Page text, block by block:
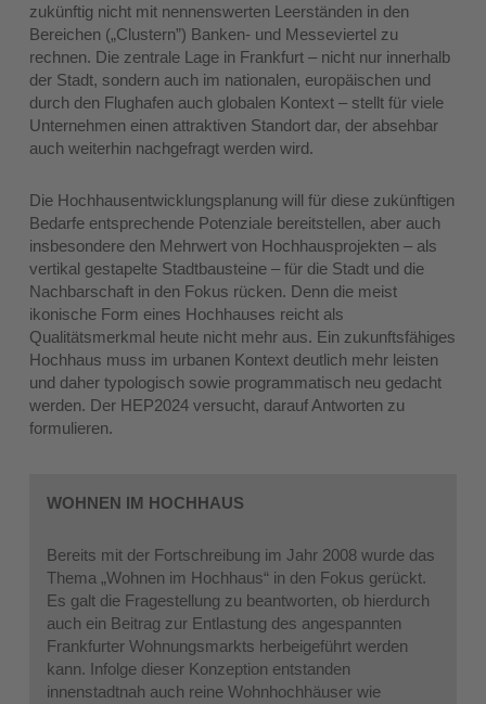
zukünftig nicht mit nennenswerten Leerständen in den
Bereichen („Clustern”) Banken- und Messeviertel zu
rechnen. Die zentrale Lage in Frankfurt – nicht nur innerhalb
der Stadt, sondern auch im nationalen, europäischen und
durch den Flughafen auch globalen Kontext – stellt für viele
Unternehmen einen attraktiven Standort dar, der absehbar
auch weiterhin nachgefragt werden wird.
Die Hochhausentwicklungsplanung will für diese zukünftigen
Bedarfe entsprechende Potenziale bereitstellen, aber auch
insbesondere den Mehrwert von Hochhausprojekten – als
vertikal gestapelte Stadtbausteine – für die Stadt und die
Nachbarschaft in den Fokus rücken. Denn die meist
ikonische Form eines Hochhauses reicht als
Qualitätsmerkmal heute nicht mehr aus. Ein zukunftsfähiges
Hochhaus muss im urbanen Kontext deutlich mehr leisten
und daher typologisch sowie programmatisch neu gedacht
werden. Der HEP2024 versucht, darauf Antworten zu
formulieren.
WOHNEN IM HOCHHAUS
Bereits mit der Fortschreibung im Jahr 2008 wurde das
Thema „Wohnen im Hochhaus“ in den Fokus gerückt.
Es galt die Fragestellung zu beantworten, ob hierdurch
auch ein Beitrag zur Entlastung des angespannten
Frankfurter Wohnungsmarkts herbeigeführt werden
kann. Infolge dieser Konzeption entstanden
innenstadtnah auch reine Wohnhochhäuser wie